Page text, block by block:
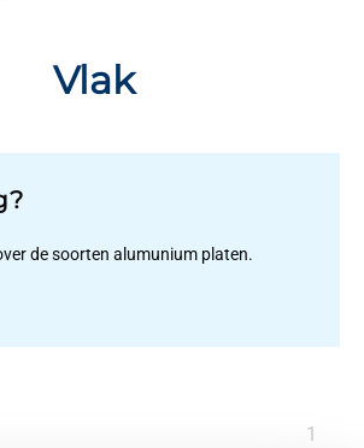
Vlak
de soorten alumunium platen.
U1